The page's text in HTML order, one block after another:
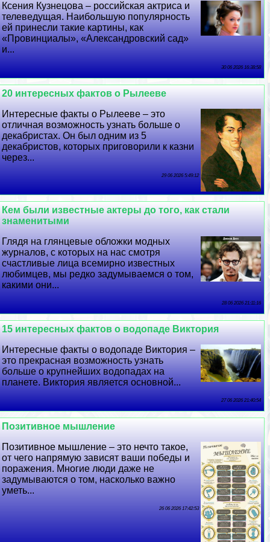
Ксения Кузнецова – российская актриса и
телеведущая. Наибольшую популярность
ей принесли такие картины, как
«Провинциалы», «Александровский сад»
и...
30 06 2026 16:38:58
20 интересных фактов о Рылееве
Интересные факты о Рылееве – это
отличная возможность узнать больше о
декабристах. Он был одним из 5
декабристов, которых приговорили к казни
через...
29 06 2026 5:49:12
Кем были известные актеры до того, как стали
знаменитыми
Глядя на глянцевые обложки модных
журналов, с которых на нас смотря
счастливые лица всемирно известных
любимцев, мы редко задумываемся о том,
какими они...
28 06 2026 21:11:16
15 интересных фактов о водопаде Виктория
Интересные факты о водопаде Виктория –
это прекрасная возможность узнать
больше о крупнейших водопадах на
планете. Виктория является основной...
27 06 2026 21:40:54
Позитивное мышление
Позитивное мышление – это нечто такое,
от чего напрямую зависят ваши победы и
поражения. Многие люди даже не
задумываются о том, насколько важно
уметь...
26 06 2026 17:42:53